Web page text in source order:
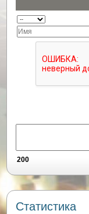
200
Статистика